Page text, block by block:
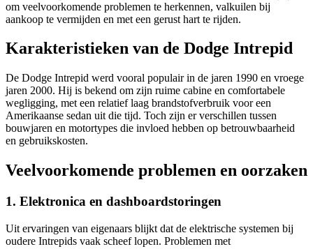
om veelvoorkomende problemen te herkennen, valkuilen bij
aankoop te vermijden en met een gerust hart te rijden.
Karakteristieken van de Dodge Intrepid
De Dodge Intrepid werd vooral populair in de jaren 1990 en vroege
jaren 2000. Hij is bekend om zijn ruime cabine en comfortabele
wegligging, met een relatief laag brandstofverbruik voor een
Amerikaanse sedan uit die tijd. Toch zijn er verschillen tussen
bouwjaren en motortypes die invloed hebben op betrouwbaarheid
en gebruikskosten.
Veelvoorkomende problemen en oorzaken
1. Elektronica en dashboardstoringen
Uit ervaringen van eigenaars blijkt dat de elektrische systemen bij
oudere Intrepids vaak scheef lopen. Problemen met